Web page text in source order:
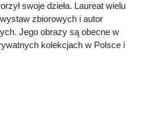
swoje dzieła. Laureat wielu
zbiorowych i autor
Jego obrazy są obecne w
kolekcjach w Polsce i